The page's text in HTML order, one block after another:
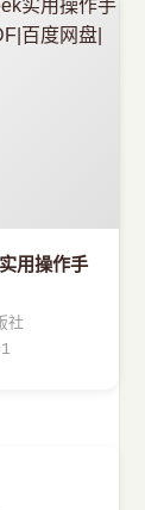
用操作手
社